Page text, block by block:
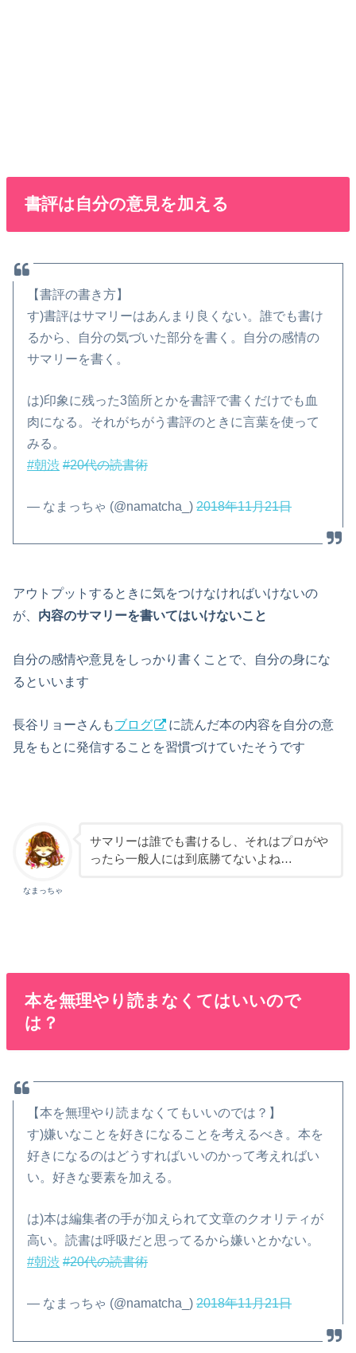
書評は自分の意見を加える
【書評の書き方】
す)書評はサマリーはあんまり良くない。誰でも書け
るから、自分の気づいた部分を書く。自分の感情の
サマリーを書く。
は)印象に残った3箇所とかを書評で書くだけでも血
肉になる。それがちがう書評のときに言葉を使って
みる。
#朝渋 #20代の読書術
— なまっちゃ (@namatcha_)2018年11月21日
アウトプットするときに気をつけなければいけないの
が、 内容のサマリーを書いてはいけないこと
自分の感情や意見をしっかり書くことで、自分の身にな
るといいます
長谷リョーさんもブログ
に読んだ本の内容を自分の意
見をもとに発信することを習慣づけていたそうです
なまっちゃ
サマリーは誰でも書けるし、それはプロがや
ったら一般人には到底勝てないよね…
本を無理やり読まなくてはいいので
は？
【本を無理やり読まなくてもいいのでは？】
す)嫌いなことを好きになることを考えるべき。本を
好きになるのはどうすればいいのかって考えればい
い。好きな要素を加える。
は)本は編集者の手が加えられて文章のクオリティが
高い。読書は呼吸だと思ってるから嫌いとかない。
#朝渋 #20代の読書術
— なまっちゃ (@namatcha_)2018年11月21日